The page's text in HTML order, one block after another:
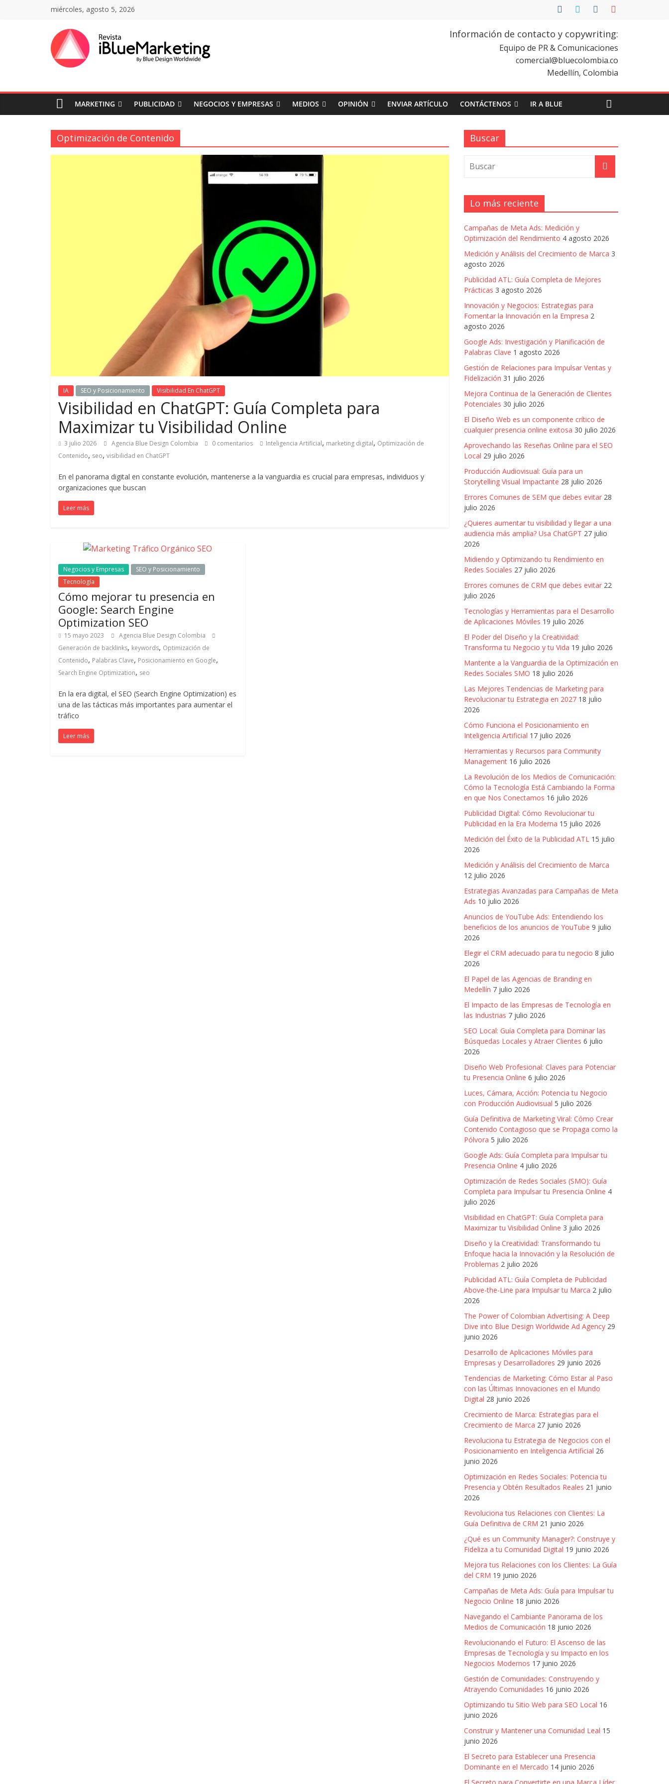
miércoles, agosto 5, 2026
Revista
iBlue
Marketing
Colombia
Colombia
Revistas
de
Publicidad
en
Colombia
|
Publicidad
y
Marketing
|
Noticias
de
Actualidad
Información de contacto y copywriting:
Equipo de PR & Comunicaciones
comercial@bluecolombia.co
Medellín, Colombia
MARKETING PUBLICIDAD NEGOCIOS Y EMPRESAS MEDIOS OPINIÓN ENVIAR ARTÍCULO CONTÁCTENOS IR A BLUE
Optimización de Contenido
IA SEO y Posicionamiento Visibilidad En ChatGPT
Visibilidad en ChatGPT: Guía Completa para
Maximizar tu Visibilidad Online
3 julio 2026 Agencia Blue Design Colombia 0 comentarios Inteligencia Artificial, marketing digital, Optimización de
Contenido, seo, visibilidad en ChatGPT
En el panorama digital en constante evolución, mantenerse a la vanguardia es crucial para empresas, individuos y
organizaciones que buscan
Leer más
Negocios y Empresas
SEO y Posicionamiento
Tecnología
Cómo mejorar tu presencia en
Google: Search Engine
Optimization SEO
15 mayo 2023
Agencia Blue Design Colombia
Generación de backlinks, keywords, Optimización de
Contenido, Palabras Clave, Posicionamiento en Google,
Search Engine Optimization, seo
En la era digital, el SEO (Search Engine Optimization) es
una de las tácticas más importantes para aumentar el
tráfico
Leer más
Buscar
Lo más reciente
Campañas de Meta Ads: Medición y
Optimización del Rendimiento 4 agosto 2026
Medición y Análisis del Crecimiento de Marca 3
agosto 2026
Publicidad ATL: Guía Completa de Mejores
Prácticas 3 agosto 2026
Innovación y Negocios: Estrategias para
Fomentar la Innovación en la Empresa 2
agosto 2026
Google Ads: Investigación y Planificación de
Palabras Clave 1 agosto 2026
Gestión de Relaciones para Impulsar Ventas y
Fidelización 31 julio 2026
Mejora Continua de la Generación de Clientes
Potenciales 30 julio 2026
El Diseño Web es un componente crítico de
cualquier presencia online exitosa 30 julio 2026
Aprovechando las Reseñas Online para el SEO
Local 29 julio 2026
Producción Audiovisual: Guía para un
Storytelling Visual Impactante 28 julio 2026
Errores Comunes de SEM que debes evitar 28
julio 2026
¿Quieres aumentar tu visibilidad y llegar a una
audiencia más amplia? Usa ChatGPT 27 julio
2026
Midiendo y Optimizando tu Rendimiento en
Redes Sociales 27 julio 2026
Errores comunes de CRM que debes evitar 22
julio 2026
Tecnologías y Herramientas para el Desarrollo
de Aplicaciones Móviles 19 julio 2026
El Poder del Diseño y la Creatividad:
Transforma tu Negocio y tu Vida 19 julio 2026
Mantente a la Vanguardia de la Optimización en
Redes Sociales SMO 18 julio 2026
Las Mejores Tendencias de Marketing para
Revolucionar tu Estrategia en 2027 18 julio
2026
Cómo Funciona el Posicionamiento en
Inteligencia Artificial 17 julio 2026
Herramientas y Recursos para Community
Management 16 julio 2026
La Revolución de los Medios de Comunicación:
Cómo la Tecnología Está Cambiando la Forma
en que Nos Conectamos 16 julio 2026
Publicidad Digital: Cómo Revolucionar tu
Publicidad en la Era Moderna 15 julio 2026
Medición del Éxito de la Publicidad ATL 15 julio
2026
Medición y Análisis del Crecimiento de Marca
12 julio 2026
Estrategias Avanzadas para Campañas de Meta
Ads 10 julio 2026
Anuncios de YouTube Ads: Entendiendo los
beneficios de los anuncios de YouTube 9 julio
2026
Elegir el CRM adecuado para tu negocio 8 julio
2026
El Papel de las Agencias de Branding en
Medellín 7 julio 2026
El Impacto de las Empresas de Tecnología en
las Industrias 7 julio 2026
SEO Local: Guía Completa para Dominar las
Búsquedas Locales y Atraer Clientes 6 julio
2026
Diseño Web Profesional: Claves para Potenciar
tu Presencia Online 6 julio 2026
Luces, Cámara, Acción: Potencia tu Negocio
con Producción Audiovisual 5 julio 2026
Guía Definitiva de Marketing Viral: Cómo Crear
Contenido Contagioso que se Propaga como la
Pólvora 5 julio 2026
Google Ads: Guía Completa para Impulsar tu
Presencia Online 4 julio 2026
Optimización de Redes Sociales (SMO): Guía
Completa para Impulsar tu Presencia Online 4
julio 2026
Visibilidad en ChatGPT: Guía Completa para
Maximizar tu Visibilidad Online 3 julio 2026
Diseño y la Creatividad: Transformando tu
Enfoque hacia la Innovación y la Resolución de
Problemas 2 julio 2026
Publicidad ATL: Guía Completa de Publicidad
Above-the-Line para Impulsar tu Marca 2 julio
2026
The Power of Colombian Advertising: A Deep
Dive into Blue Design Worldwide Ad Agency 29
junio 2026
Desarrollo de Aplicaciones Móviles para
Empresas y Desarrolladores 29 junio 2026
Tendencias de Marketing: Cómo Estar al Paso
con las Últimas Innovaciones en el Mundo
Digital 28 junio 2026
Crecimiento de Marca: Estrategias para el
Crecimiento de Marca 27 junio 2026
Revoluciona tu Estrategia de Negocios con el
Posicionamiento en Inteligencia Artificial 26
junio 2026
Optimización en Redes Sociales: Potencia tu
Presencia y Obtén Resultados Reales 21 junio
2026
Revoluciona tus Relaciones con Clientes: La
Guía Definitiva de CRM 21 junio 2026
¿Qué es un Community Manager?: Construye y
Fideliza a tu Comunidad Digital 19 junio 2026
Mejora tus Relaciones con los Clientes: La Guía
del CRM 19 junio 2026
Campañas de Meta Ads: Guía para Impulsar tu
Negocio Online 18 junio 2026
Navegando el Cambiante Panorama de los
Medios de Comunicación 18 junio 2026
Revolucionando el Futuro: El Ascenso de las
Empresas de Tecnología y su Impacto en los
Negocios Modernos 17 junio 2026
Gestión de Comunidades: Construyendo y
Atrayendo Comunidades 16 junio 2026
Optimizando tu Sitio Web para SEO Local 16
junio 2026
Construir y Mantener una Comunidad Leal 15
junio 2026
El Secreto para Establecer una Presencia
Dominante en el Mercado 14 junio 2026